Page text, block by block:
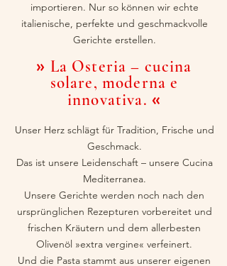
importieren. Nur so können wir echte
italienische, perfekte und geschmackvolle
Gerichte erstellen.
» La Osteria – cucina
solare, moderna e
innovativa. «
Unser Herz schlägt für Tradition, Frische und
Geschmack.
Das ist unsere Leidenschaft – unsere Cucina
Mediterranea.
Unsere Gerichte werden noch nach den
ursprünglichen Rezepturen vorbereitet und
frischen Kräutern und dem allerbesten
Olivenöl »extra vergine« verfeinert.
Und die Pasta stammt aus unserer eigenen